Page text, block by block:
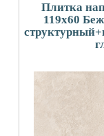
Плитка
119x60